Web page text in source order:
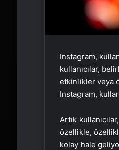
Instagram,
kullanıcılar,
etkinlikler veya
Instagram,
Artık
özellikle,
kolay hale